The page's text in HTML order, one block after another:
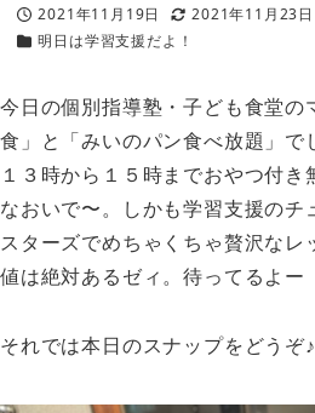
投稿日
2021年11月19日
更新日
2021年11月23日
カテゴリー
明日は学習支援だよ！
今日の個別指導塾・子ども食堂の
食」と「みいのパン食べ放題」で
１３時から１５時までおやつ付
なおいで〜。しかも学習支援のチ
スターズでめちゃくちゃ贅沢なレ
値は絶対あるゼィ。待ってるよー
それでは本日のスナップをどうぞ♪